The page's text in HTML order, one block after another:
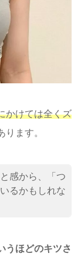
かけては全くズ
ります。
感から、「つ
るかもしれな
うほどのキツさ